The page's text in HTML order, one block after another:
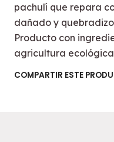
pachulí que repara
dañado y
Producto con
agricultura
COMPARTIR ESTE